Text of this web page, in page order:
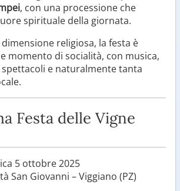
, con una processione che
spirituale della giornata.
religiosa, la festa è
momento di socialità, con musica,
e naturalmente tanta
Festa delle Vigne
5 ottobre 2025
San Giovanni – Viggiano (PZ)